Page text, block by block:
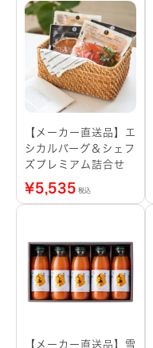
【メーカー直送品】エ
シカルバーグ＆シェフ
ズプレミアム詰合せ
¥5,535 税込
【メーカー直送品】雪